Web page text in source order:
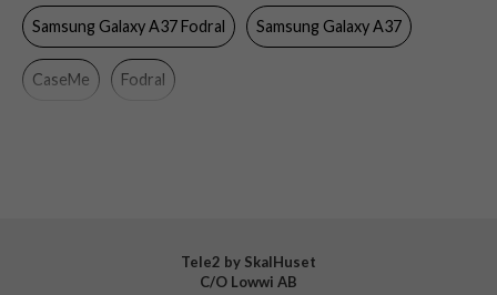
Färg
Material
Samsung Galaxy A37 Fodral Samsung Galaxy A37
CaseMe Fodral
Tele2 by SkalHuset
C/O Lowwi AB